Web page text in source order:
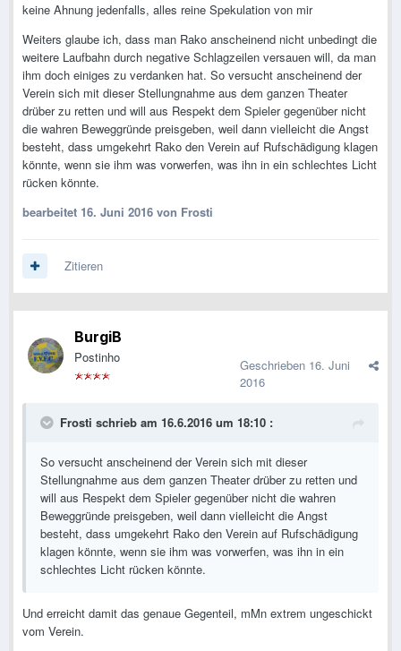
keine Ahnung jedenfalls, alles reine Spekulation von mir
Weiters glaube ich, dass man Rako anscheinend nicht unbedingt die
weitere Laufbahn durch negative Schlagzeilen versauen will, da man
ihm doch einiges zu verdanken hat. So versucht anscheinend der
Verein sich mit dieser Stellungnahme aus dem ganzen Theater
drüber zu retten und will aus Respekt dem Spieler gegenüber nicht
die wahren Beweggründe preisgeben, weil dann vielleicht die Angst
besteht, dass umgekehrt Rako den Verein auf Rufschädigung klagen
könnte, wenn sie ihm was vorwerfen, was ihn in ein schlechtes Licht
rücken könnte.
bearbeitet 16. Juni 2016 von Frosti
Zitieren
BurgiB
Postinho Geschrieben 16. Juni
2016
Frosti schrieb am 16.6.2016 um 18:10 :
So versucht anscheinend der Verein sich mit dieser
Stellungnahme aus dem ganzen Theater drüber zu retten und
will aus Respekt dem Spieler gegenüber nicht die wahren
Beweggründe preisgeben, weil dann vielleicht die Angst
besteht, dass umgekehrt Rako den Verein auf Rufschädigung
klagen könnte, wenn sie ihm was vorwerfen, was ihn in ein
schlechtes Licht rücken könnte.
Und erreicht damit das genaue Gegenteil, mMn extrem ungeschickt
vom Verein.